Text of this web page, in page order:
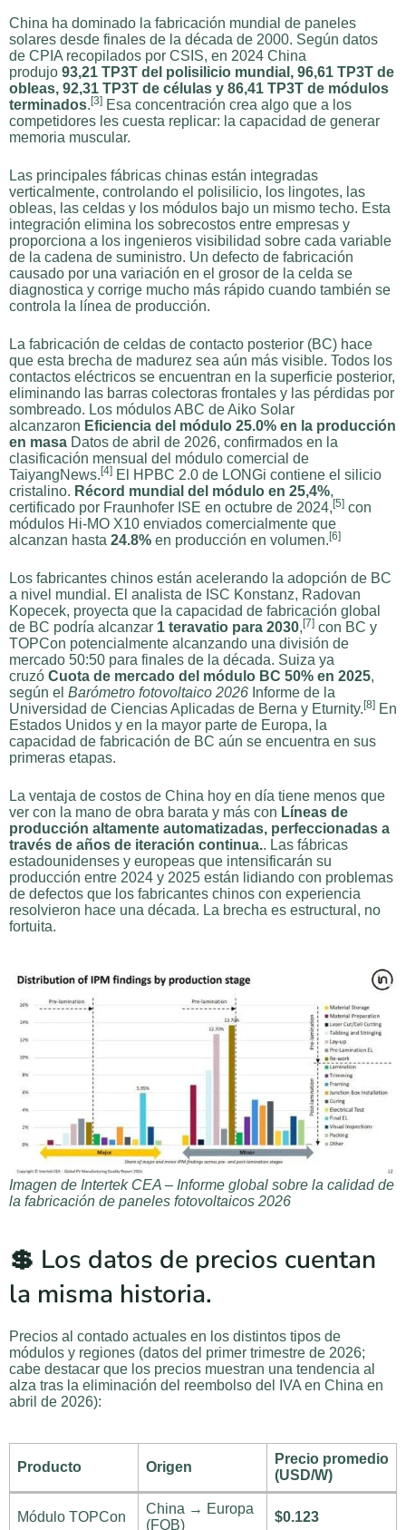
China ha dominado la fabricación mundial de paneles
solares desde finales de la década de 2000. Según datos
de CPIA recopilados por CSIS, en 2024 China
produjo 93,21 TP3T del polisilicio mundial, 96,61 TP3T de
obleas, 92,31 TP3T de células y 86,41 TP3T de módulos
terminados. [3] Esa concentración crea algo que a los
competidores les cuesta replicar: la capacidad de generar
memoria muscular.
Las principales fábricas chinas están integradas
verticalmente, controlando el polisilicio, los lingotes, las
obleas, las celdas y los módulos bajo un mismo techo. Esta
integración elimina los sobrecostos entre empresas y
proporciona a los ingenieros visibilidad sobre cada variable
de la cadena de suministro. Un defecto de fabricación
causado por una variación en el grosor de la celda se
diagnostica y corrige mucho más rápido cuando también se
controla la línea de producción.
La fabricación de celdas de contacto posterior (BC) hace
que esta brecha de madurez sea aún más visible. Todos los
contactos eléctricos se encuentran en la superficie posterior,
eliminando las barras colectoras frontales y las pérdidas por
sombreado. Los módulos ABC de Aiko Solar
alcanzaron Eficiencia del módulo 25.0% en la producción
en masa Datos de abril de 2026, confirmados en la
clasificación mensual del módulo comercial de
TaiyangNews. [4] El HPBC 2.0 de LONGi contiene el silicio
cristalino. Récord mundial del módulo en 25,4%,
certificado por Fraunhofer ISE en octubre de 2024, [5] con
módulos Hi-MO X10 enviados comercialmente que
alcanzan hasta 24.8% en producción en volumen. [6]
Los fabricantes chinos están acelerando la adopción de BC
a nivel mundial. El analista de ISC Konstanz, Radovan
Kopecek, proyecta que la capacidad de fabricación global
de BC podría alcanzar 1 teravatio para 2030, [7] con BC y
TOPCon potencialmente alcanzando una división de
mercado 50:50 para finales de la década. Suiza ya
cruzó Cuota de mercado del módulo BC 50% en 2025,
según el Barómetro fotovoltaico 2026 Informe de la
Universidad de Ciencias Aplicadas de Berna y Eturnity. [8] En
Estados Unidos y en la mayor parte de Europa, la
capacidad de fabricación de BC aún se encuentra en sus
primeras etapas.
La ventaja de costos de China hoy en día tiene menos que
ver con la mano de obra barata y más con Líneas de
producción altamente automatizadas, perfeccionadas a
través de años de iteración continua.. Las fábricas
estadounidenses y europeas que intensificarán su
producción entre 2024 y 2025 están lidiando con problemas
de defectos que los fabricantes chinos con experiencia
resolvieron hace una década. La brecha es estructural, no
fortuita.
Imagen de Intertek CEA – Informe global sobre la calidad de
la fabricación de paneles fotovoltaicos 2026
💲 Los datos de precios cuentan
la misma historia.
Precios al contado actuales en los distintos tipos de
módulos y regiones (datos del primer trimestre de 2026;
cabe destacar que los precios muestran una tendencia al
alza tras la eliminación del reembolso del IVA en China en
abril de 2026):
Producto Origen
Precio promedio
(USD/W)
Módulo TOPCon
China → Europa
(FOB)
$0.123